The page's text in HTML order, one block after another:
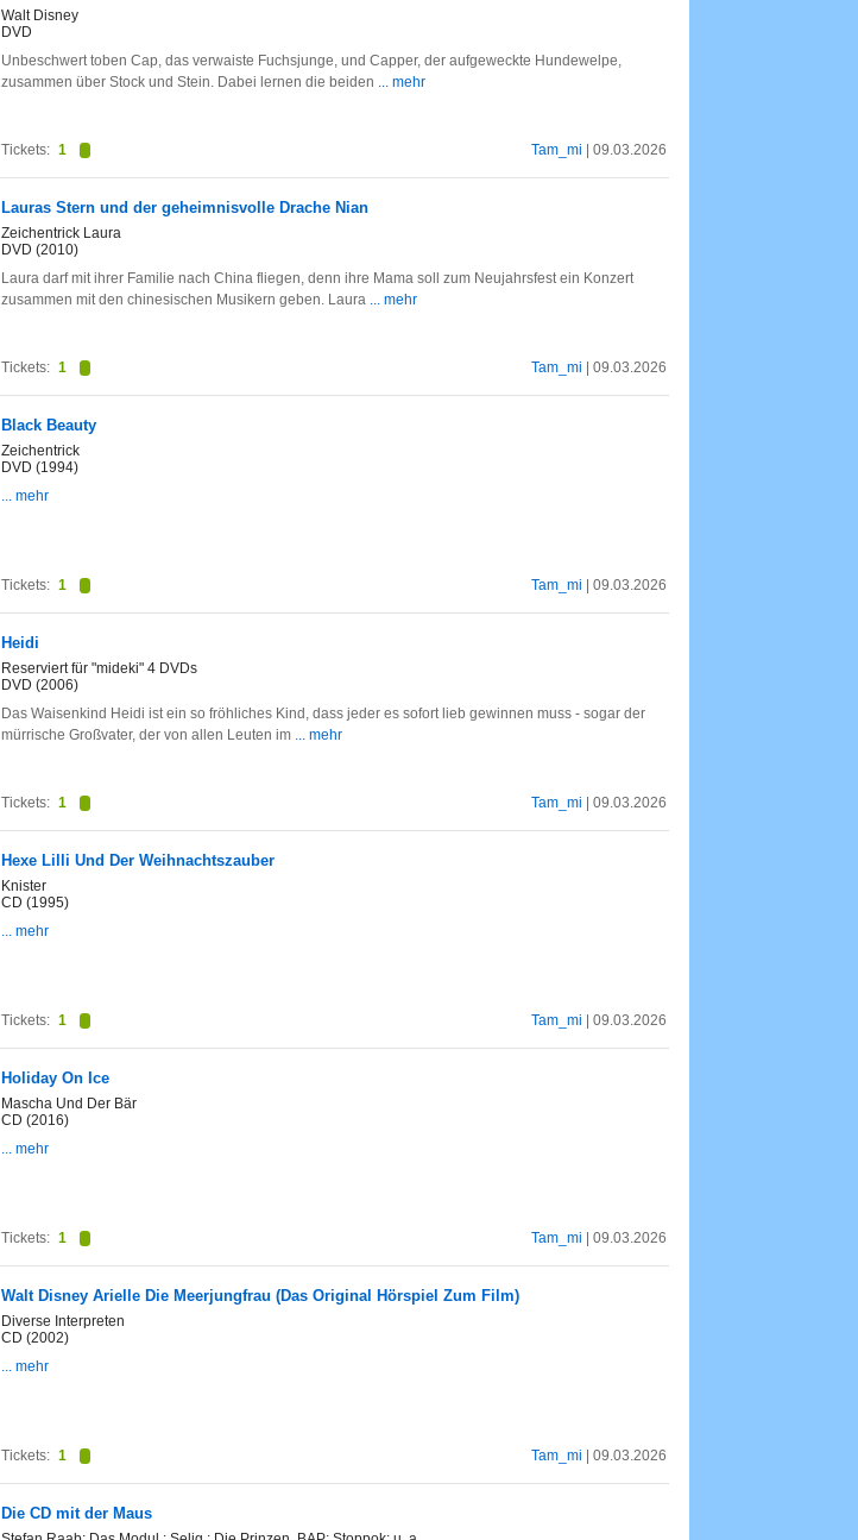
Walt Disney
DVD
Unbeschwert toben Cap, das verwaiste Fuchsjunge, und Capper, der aufgeweckte Hundewelpe,
zusammen über Stock und Stein. Dabei lernen die beiden ... mehr
Tam_mi | 09.03.2026
Tickets: 1
Lauras Stern und der geheimnisvolle Drache Nian
Zeichentrick Laura
DVD (2010)
Laura darf mit ihrer Familie nach China fliegen, denn ihre Mama soll zum Neujahrsfest ein Konzert
zusammen mit den chinesischen Musikern geben. Laura ... mehr
Tam_mi | 09.03.2026
Tickets: 1
Black Beauty
Zeichentrick
DVD (1994)
... mehr
Tam_mi | 09.03.2026
Tickets: 1
Heidi
Reserviert für "mideki" 4 DVDs
DVD (2006)
Das Waisenkind Heidi ist ein so fröhliches Kind, dass jeder es sofort lieb gewinnen muss - sogar der
mürrische Großvater, der von allen Leuten im ... mehr
Tam_mi | 09.03.2026
Tickets: 1
Hexe Lilli Und Der Weihnachtszauber
Knister
CD (1995)
... mehr
Tam_mi | 09.03.2026
Tickets: 1
Holiday On Ice
Mascha Und Der Bär
CD (2016)
... mehr
Tam_mi | 09.03.2026
Tickets: 1
Walt Disney Arielle Die Meerjungfrau (Das Original Hörspiel Zum Film)
Diverse Interpreten
CD (2002)
... mehr
Tam_mi | 09.03.2026
Tickets: 1
Die CD mit der Maus